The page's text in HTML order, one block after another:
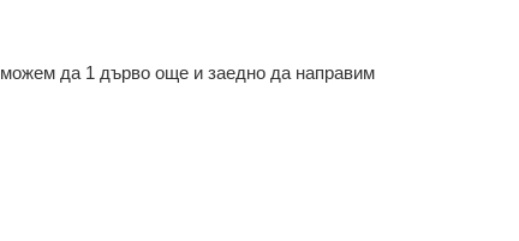
да 1 дърво още и заедно да направим